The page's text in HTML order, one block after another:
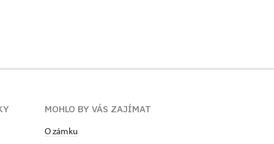
MOHLO BY VÁS ZAJÍMAT
O zámku